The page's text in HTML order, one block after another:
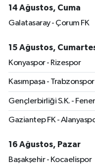
14 Ağustos, Cuma
Galatasaray - Çorum FK
15 Ağustos,
Konyaspor - Rizespor
Kasımpaşa - Trabzonspor
Gençlerbirliği S.K. -
Gaziantep FK -
16 Ağustos, Pazar
Başakşehir - Kocaelispor